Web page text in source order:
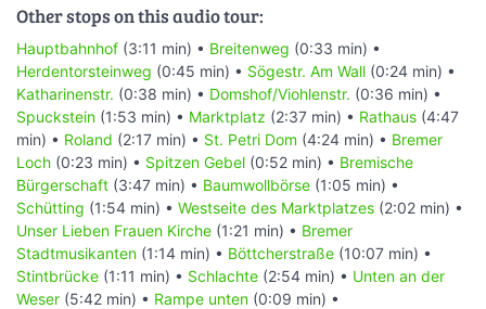
Other stops on this audio tour:
Hauptbahnhof (3:11 min) • Breitenweg (0:33 min) •
Herdentorsteinweg (0:45 min) • Sögestr. Am Wall (0:24 min) •
Katharinenstr. (0:38 min) • Domshof/Viohlenstr. (0:36 min) •
Spuckstein (1:53 min) • Marktplatz (2:37 min) • Rathaus (4:47
min) • Roland (2:17 min) • St. Petri Dom (4:24 min) • Bremer
Loch (0:23 min) • Spitzen Gebel (0:52 min) • Bremische
Bürgerschaft (3:47 min) • Baumwollbörse (1:05 min) •
Schütting (1:54 min) • Westseite des Marktplatzes (2:02 min) •
Unser Lieben Frauen Kirche (1:21 min) • Bremer
Stadtmusikanten (1:14 min) • Böttcherstraße (10:07 min) •
Stintbrücke (1:11 min) • Schlachte (2:54 min) • Unten an der
Weser (5:42 min) • Rampe unten (0:09 min) •